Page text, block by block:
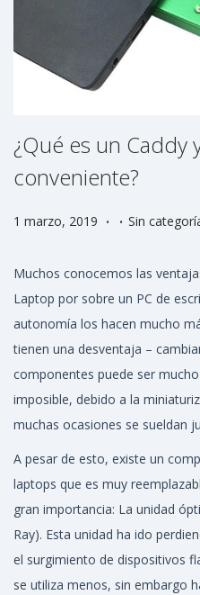
¿Qué es un Caddy
conveniente?
P
b
l
c
a
d
o
1 marzo, 2019 4
u
l
i
o
,
2
0
. . P
b
l
i
c
a
d
o
Sin
Muchos conocemos las
Laptop por sobre un PC de
autonomía los hacen mucho
tienen una desventaja –
componentes puede ser
imposible, debido a la
muchas ocasiones se sueldan
A pesar de esto, existe un
laptops que es muy
gran importancia: La unidad
Ray). Esta unidad ha ido
el surgimiento de dispositivos
se utiliza menos, sin embargo